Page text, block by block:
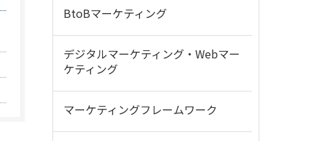
BtoBマーケティング
デジタルマーケティング・Webマー
ケティング
マーケティングフレームワーク